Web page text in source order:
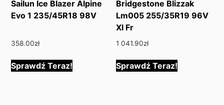
Sailun Ice Blazer Alpine
Evo 1 235/45R18 98V
358.00zł
Sprawdź Teraz!
Bridgestone Blizzak
Lm005 255/35R19 96V
Xl Fr
1 041.90zł
Sprawdź Teraz!